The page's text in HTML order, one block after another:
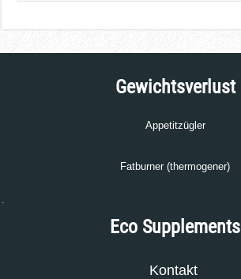
Gewichtsverlust
Appetitzügler
Fatburner (thermogener)
.
Eco Supplements
Kontakt